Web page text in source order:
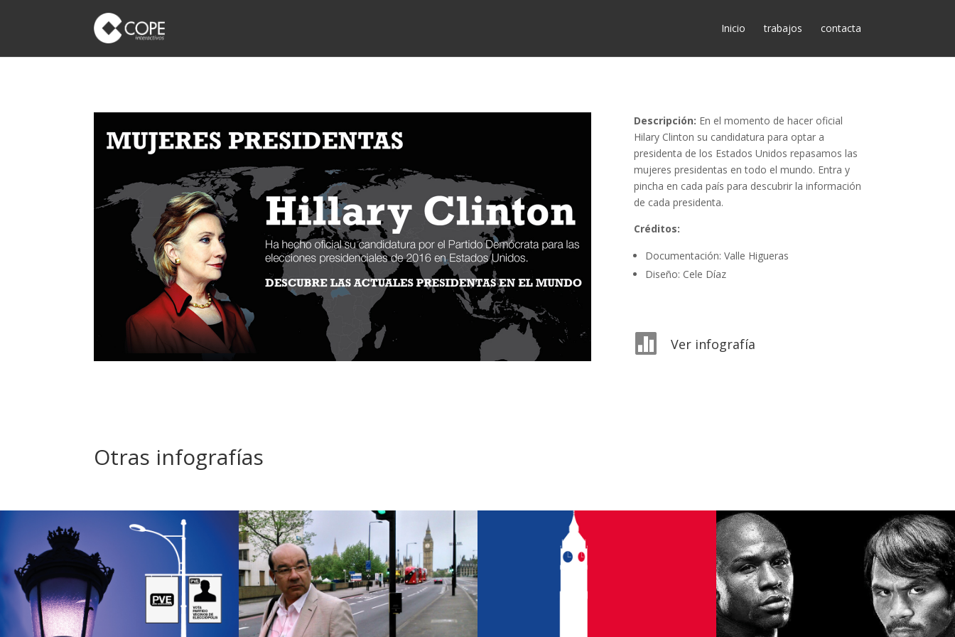
Inicio trabajos contacta
Descripción: En el momento de hacer oficial
Hilary Clinton su candidatura para optar a
presidenta de los Estados Unidos repasamos las
mujeres presidentas en todo el mundo. Entra y
pincha en cada país para descubrir la información
de cada presidenta.
Créditos:
Documentación: Valle Higueras
Diseño: Cele Díaz
 Ver infografía
Otras infografías